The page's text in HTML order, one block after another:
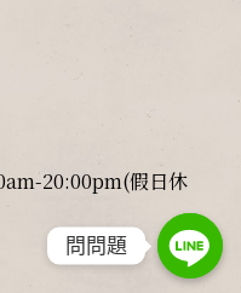
20:00pm(假日休
問問題